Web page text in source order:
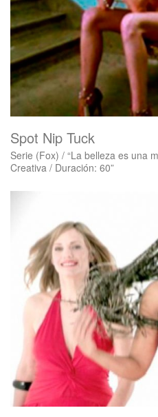
Spot Nip Tuck
Serie (Fox) / “La belleza es una
Creativa / Duración: 60”